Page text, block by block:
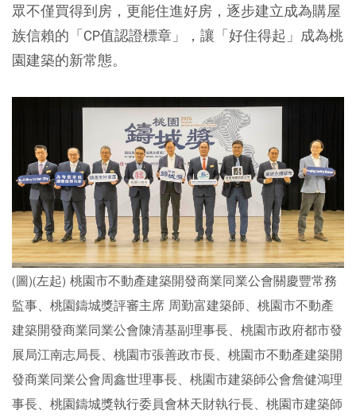
眾不僅買得到房，更能住進好房，逐步建立成為購屋
族信賴的「CP值認證標章」，讓「好住得起」成為桃
園建築的新常態。
(圖)(左起) 桃園市不動產建築開發商業同業公會關慶豐常務
監事、桃園鑄城獎評審主席 周勤富建築師、桃園市不動產
建築開發商業同業公會陳清基副理事長、桃園市政府都市發
展局江南志局長、桃園市張善政市長、桃園市不動產建築開
發商業同業公會周鑫世理事長、桃園市建築師公會詹健鴻理
事長、桃園鑄城獎執行委員會林天財執行長、桃園市建築師